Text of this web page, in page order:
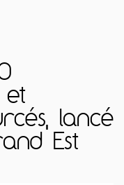
et
lancé
Est